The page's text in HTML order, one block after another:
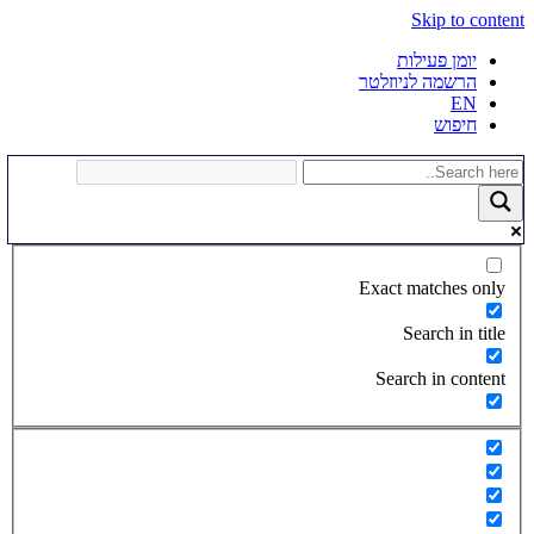
Skip to content
יומן פעילות
הרשמה לניוזלטר
EN
חיפוש
Exact matches only
Search in title
Search in content